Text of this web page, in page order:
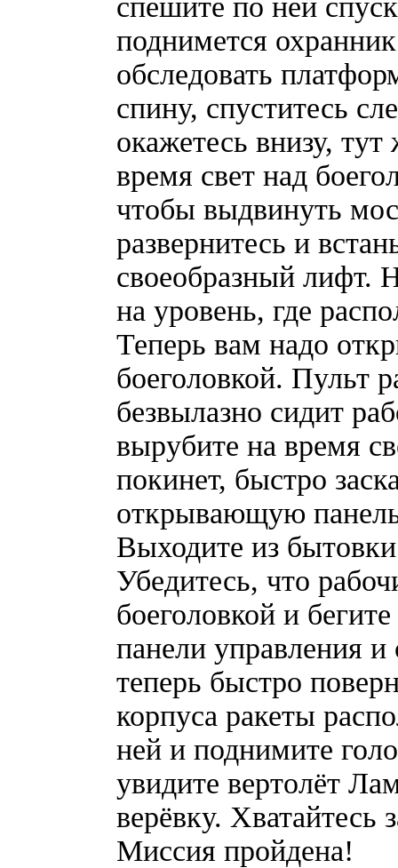
поднимется
обследовать
спину, спуститесь
окажетесь внизу,
время свет над
чтобы выдвинуть
развернитесь и
своеобразный лифт.
на уровень, где
Теперь вам надо
боеголовкой. Пульт
безвылазно сидит
вырубите на время
покинет, быстро
открывающую
Выходите из
Убедитесь, что
боеголовкой и
панели управления и
теперь быстро
корпуса ракеты
ней и поднимите
увидите вертолёт
верёвку. Хватайтесь
Миссия пройдена!